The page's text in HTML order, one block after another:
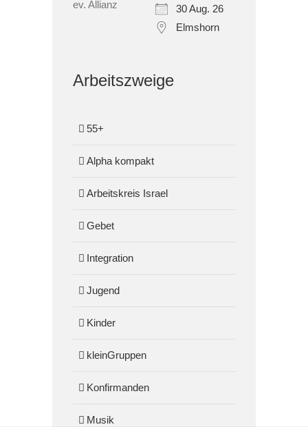
30 Aug. 26
Elmshorn
Arbeitszweige
55+
Alpha kompakt
Arbeitskreis Israel
Gebet
Integration
Jugend
Kinder
kleinGruppen
Konfirmanden
Musik